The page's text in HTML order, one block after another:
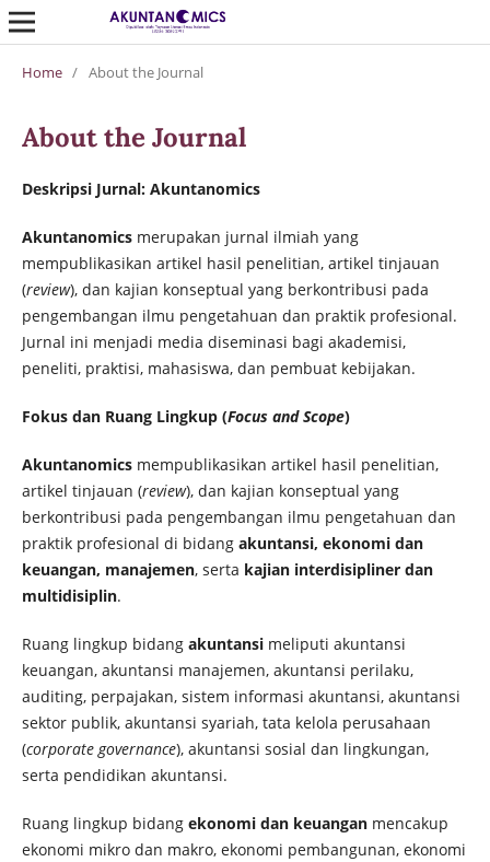
Home / About the Journal
About the Journal
Deskripsi Jurnal: Akuntanomics
Akuntanomicsmerupakan jurnal ilmiah yang
mempublikasikan artikel hasil penelitian, artikel tinjauan
(review), dan kajian konseptual yang berkontribusi pada
pengembangan ilmu pengetahuan dan praktik profesional.
Jurnal ini menjadi media diseminasi bagi akademisi,
peneliti, praktisi, mahasiswa, dan pembuat kebijakan.
Fokus dan Ruang Lingkup (Focus and Scope)
Akuntanomicsmempublikasikan artikel hasil penelitian,
artikel tinjauan (review), dan kajian konseptual yang
berkontribusi pada pengembangan ilmu pengetahuan dan
praktik profesional di bidang akuntansi, ekonomi dan
keuangan, manajemen, serta kajian interdisipliner dan
multidisiplin.
Ruang lingkup bidang akuntansimeliputi akuntansi
keuangan, akuntansi manajemen, akuntansi perilaku,
auditing, perpajakan, sistem informasi akuntansi, akuntansi
sektor publik, akuntansi syariah, tata kelola perusahaan
(corporate governance), akuntansi sosial dan lingkungan,
serta pendidikan akuntansi.
Ruang lingkup bidang ekonomi dan keuanganmencakup
ekonomi mikro dan makro, ekonomi pembangunan, ekonomi